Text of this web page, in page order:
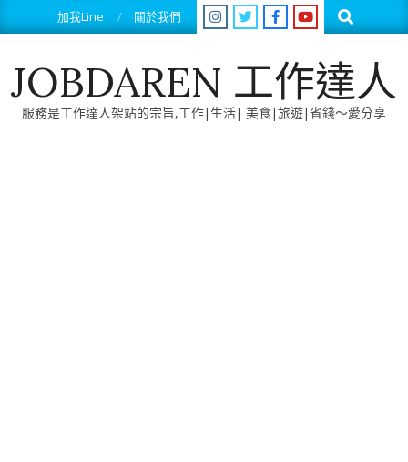
to
加我Line 關於我們 Search
JOBDAREN 工作達人
服務是工作達人架站的宗旨,工作|生活| 美食|旅遊|省錢～愛分享